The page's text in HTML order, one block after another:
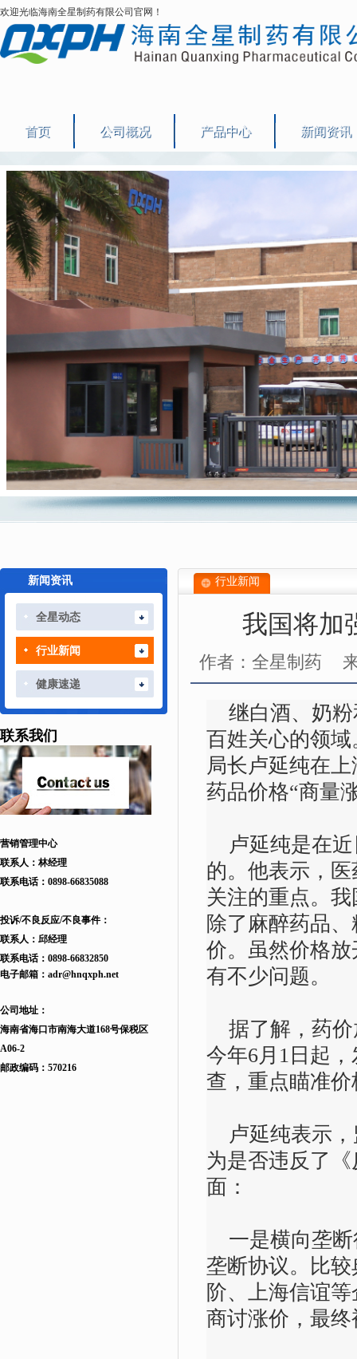
欢迎光临海南全星制药有限公司官网！
首页 公司概况 产品中心 新闻资讯
新闻资讯
全星动态
行业新闻
健康速递
联系我们
营销管理中心
联系人：林经理
联系电话： 0898-66835088
投诉/不良反应/不良事件：
联系人：邱经理
联系电话： 0898-66832850
电子邮箱： adr@hnqxph.net
公司地址：
海南省海口市南海大道168号保税区
A06-2
邮政编码：570216
行业新闻
我国将加
作者：全星制药
继白酒、奶粉
百姓关心的领
局长卢延纯在
药品价格“商量
卢延纯是在近
的。他表示，
关注的重点。
除了麻醉药品
价。虽然价格
有不少问题。
据了解，药价
今年6月1日起
查，重点瞄准
卢延纯表示，
为是否违反了
面：
一是横向垄断
垄断协议。比
阶、上海信谊
商讨涨价，最